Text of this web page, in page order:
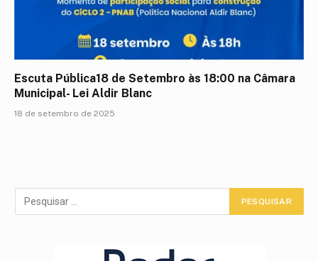
Escuta Pública18 de Setembro às 18:00 na Câmara
Municipal- Lei Aldir Blanc
18 de setembro de 2025